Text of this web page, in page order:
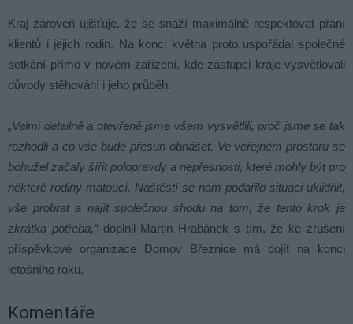
Kraj zároveň ujišťuje, že se snaží maximálně respektovat přání
klientů i jejich rodin. Na konci května proto uspořádal společné
setkání přímo v novém zařízení, kde zástupci kraje vysvětlovali
důvody stěhování i jeho průběh.
„Velmi detailně a otevřeně jsme všem vysvětlili, proč jsme se tak
rozhodli a co vše bude přesun obnášet. Ve veřejném prostoru se
bohužel začaly šířit polopravdy a nepřesnosti, které mohly být pro
některé rodiny matoucí. Naštěstí se nám podařilo situaci uklidnit,
vše probrat a najít společnou shodu na tom, že tento krok je
zkrátka potřeba,“doplnil Martin Hrabánek s tím, že ke zrušení
příspěvkové organizace Domov Březnice má dojít na konci
letošního roku.
Komentáře